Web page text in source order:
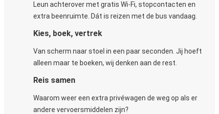
Leun achterover met gratis Wi-Fi, stopcontacten en
extra beenruimte. Dát is reizen met de bus vandaag.
Kies, boek, vertrek
Van scherm naar stoel in een paar seconden. Jij hoeft
alleen maar te boeken, wij denken aan de rest.
Reis samen
Waarom weer een extra privéwagen de weg op als er
andere vervoersmiddelen zijn?